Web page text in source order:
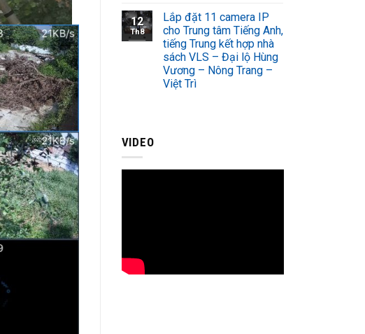
12
Th8
Lắp đặt 11 camera IP
cho Trung tâm Tiếng Anh,
tiếng Trung kết hợp nhà
sách VLS – Đại lộ Hùng
Vương – Nông Trang –
Việt Trì
VIDEO